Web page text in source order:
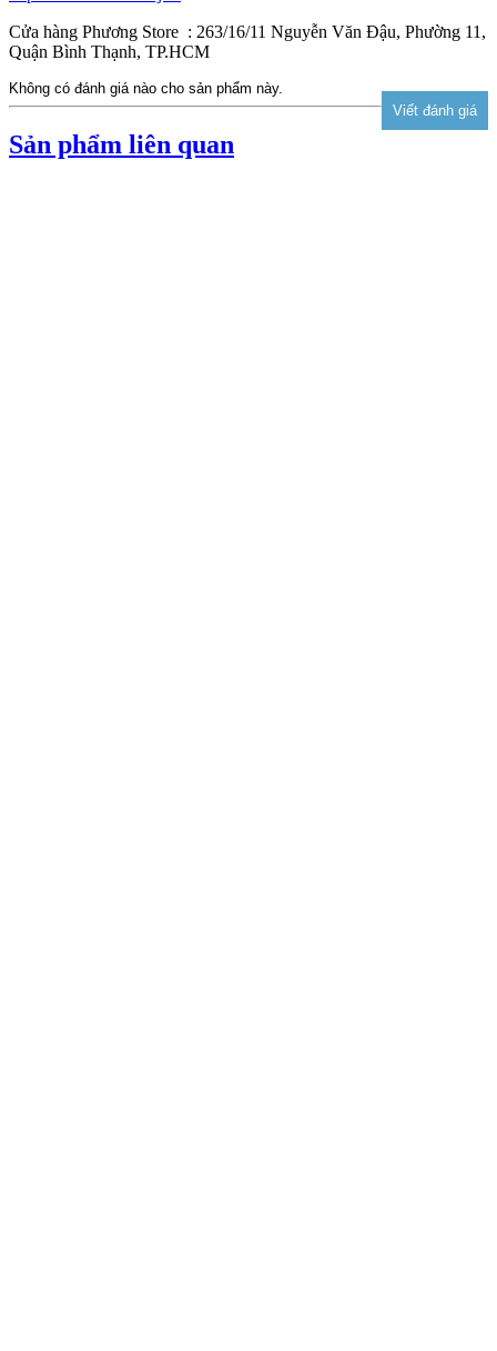
Cửa hàng Phương Store : 263/16/11 Nguyễn Văn Đậu, Phường 11,
Quận Bình Thạnh, TP.HCM
Không có đánh giá nào cho sản phẩm này.
Sản phẩm liên quan